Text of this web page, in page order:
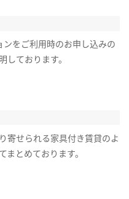
ンをご利用時のお申し込みの
しております。
寄せられる家具付き賃貸のよ
まとめております。